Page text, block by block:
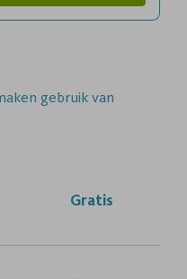
gebruik van
Gratis